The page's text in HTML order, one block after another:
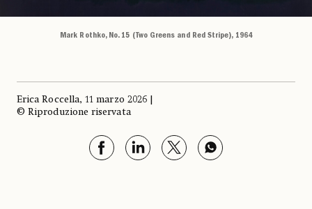
Mark Rothko, No. 15 (Two Greens and Red Stripe), 1964
Erica Roccella, 11 marzo 2026 |
© Riproduzione riservata